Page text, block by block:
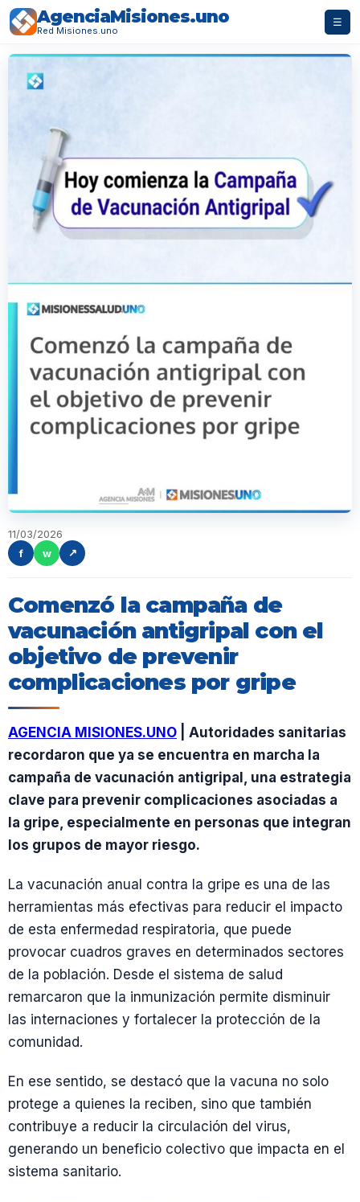
AgenciaMisiones.uno
Red Misiones.uno
☰
11/03/2026
f
w ↗
Comenzó la campaña de
vacunación antigripal con el
objetivo de prevenir
complicaciones por gripe
AGENCIA MISIONES.UNO | Autoridades sanitarias
recordaron que ya se encuentra en marcha la
campaña de vacunación antigripal, una estrategia
clave para prevenir complicaciones asociadas a
la gripe, especialmente en personas que integran
los grupos de mayor riesgo.
La vacunación anual contra la gripe es una de las
herramientas más efectivas para reducir el impacto
de esta enfermedad respiratoria, que puede
provocar cuadros graves en determinados sectores
de la población. Desde el sistema de salud
remarcaron que la inmunización permite disminuir
las internaciones y fortalecer la protección de la
comunidad.
En ese sentido, se destacó que la vacuna no solo
protege a quienes la reciben, sino que también
contribuye a reducir la circulación del virus,
generando un beneficio colectivo que impacta en el
sistema sanitario.